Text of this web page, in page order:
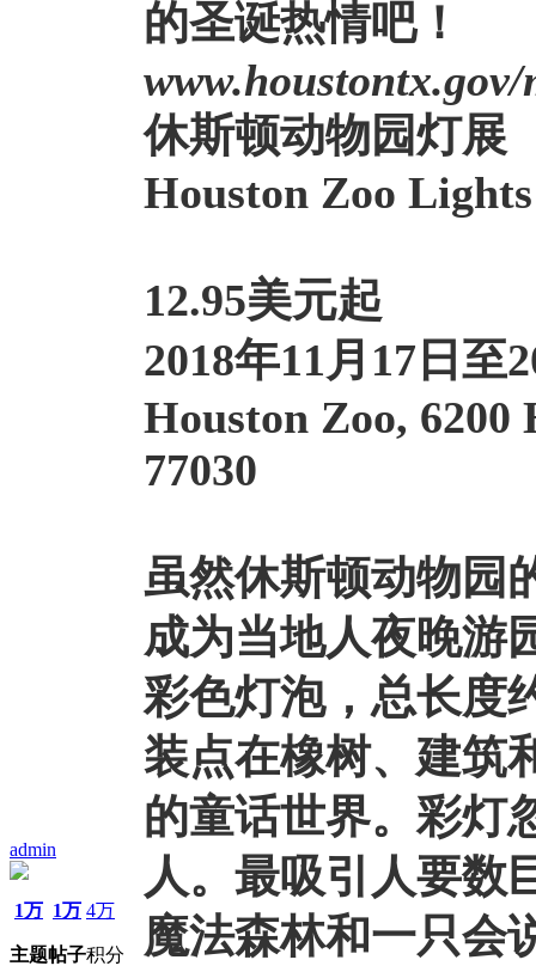
admin
1万
主题
1万
帖子
4万
积分
的圣诞热情吧！
休斯顿动物园灯展
Houston Zoo
12.95美元起
2018年11月17日至
Houston Zoo,
77030
虽然休斯顿动物园
成为当地人夜晚游
彩色灯泡，总长度
装点在橡树、建筑
的童话世界。彩灯
人。最吸引人要数
魔法森林和一只会